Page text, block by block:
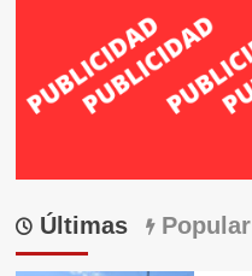
Últimas Popular